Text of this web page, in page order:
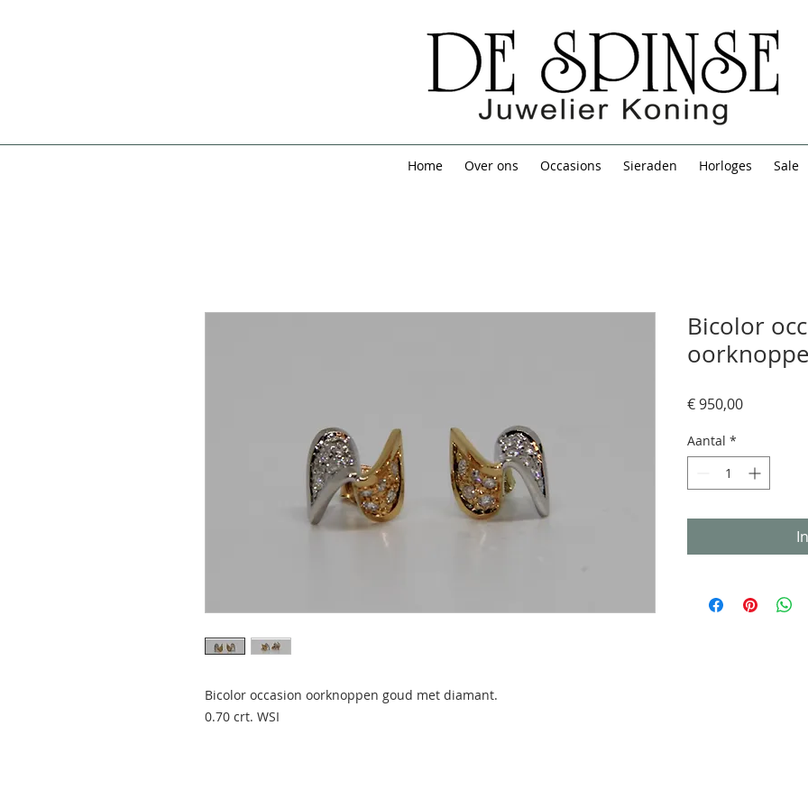
Home Over ons Occasions Sieraden Horloges Sale
Bicolor occasion oorknoppen goud met diamant.
0.70 crt. WSI
Bicolor
€ 950,00Prijs
Aantal *